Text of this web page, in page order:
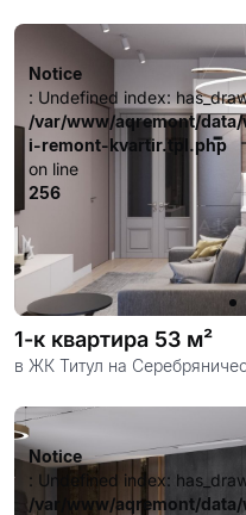
довольных клиентов.
Notice
: Undefined index:
/var/www/aqremont/
i-remont-kvartir.tpl.php
on line
256
1-к квартира 53 м²
в ЖК Титул на
Notice
: Undefined index:
/var/www/aqremont/